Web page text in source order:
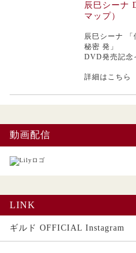
辰巳シーナ
マップ）
辰巳シーナ
秘密 発」
DVD発売記念
詳細はこちら
動画配信
LINK
ギルド OFFICIAL Instagram